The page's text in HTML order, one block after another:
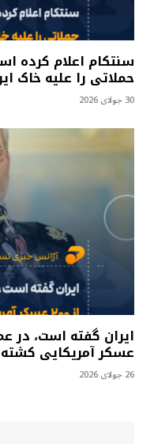
سنتکام اعلام کرده
حملاتی را علیه خاک
30 جولای 2026
عسکر آمریکایی
26 جولای 2026